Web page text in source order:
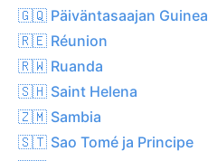
🇬🇶 Päiväntasaajan Guinea
🇷🇪 Réunion
🇷🇼 Ruanda
🇸🇭 Saint Helena
🇿🇲 Sambia
🇸🇹 Sao Tomé ja Principe